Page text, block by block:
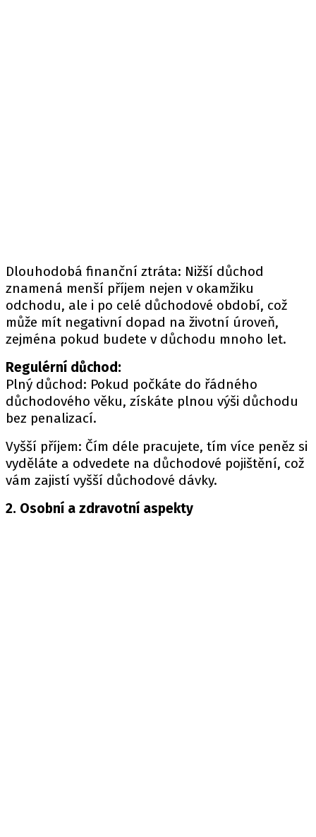
Dlouhodobá finanční ztráta: Nižší důchod
znamená menší příjem nejen v okamžiku
odchodu, ale i po celé důchodové období, což
může mít negativní dopad na životní úroveň,
zejména pokud budete v důchodu mnoho let.
Regulérní důchod:
Plný důchod: Pokud počkáte do řádného
důchodového věku, získáte plnou výši důchodu
bez penalizací.
Vyšší příjem: Čím déle pracujete, tím více peněz si
vyděláte a odvedete na důchodové pojištění, což
vám zajistí vyšší důchodové dávky.
2. Osobní a zdravotní aspekty